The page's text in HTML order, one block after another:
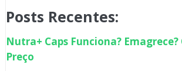
Posts Recentes:
Nutra+ Caps Funciona?
Preço